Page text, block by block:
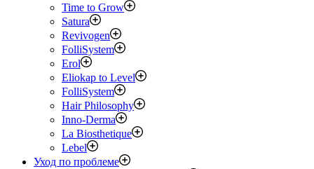
Time to Grow
Satura
Revivogen
FolliSystem
Erol
Eliokap to Level
FolliSystem
Hair Philosophy
Inno-Derma
La Biosthetique
Lebel
Уход по проблеме